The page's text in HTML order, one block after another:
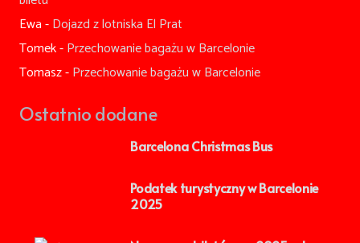
Ewa-Dojazd z lotniska El Prat
Tomek-Przechowanie bagażu w Barcelonie
Tomasz-Przechowanie bagażu w Barcelonie
Ostatnio dodane
Barcelona Christmas Bus
Podatek turystyczny w Barcelonie
2025